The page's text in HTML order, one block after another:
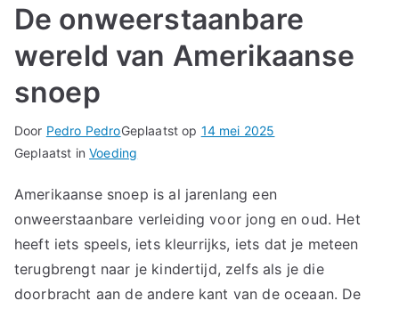
De onweerstaanbare
wereld van Amerikaanse
snoep
Door Pedro PedroGeplaatst op 14 mei 2025
Geplaatst inVoeding
Amerikaanse snoep is al jarenlang een
onweerstaanbare verleiding voor jong en oud. Het
heeft iets speels, iets kleurrijks, iets dat je meteen
terugbrengt naar je kindertijd, zelfs als je die
doorbracht aan de andere kant van de oceaan. De